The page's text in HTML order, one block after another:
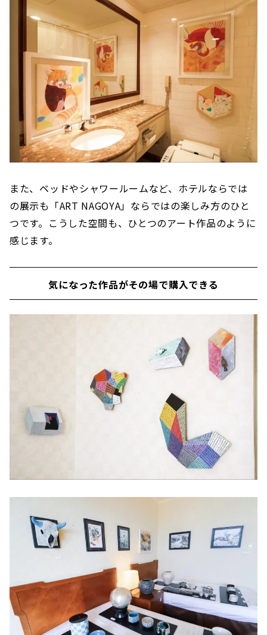
また、ベッドやシャワールームなど、ホテルならでは
の展示も「ART NAGOYA」ならではの楽しみ方のひと
つです。こうした空間も、ひとつのアート作品のように
感じます。
気になった作品がその場で購入できる